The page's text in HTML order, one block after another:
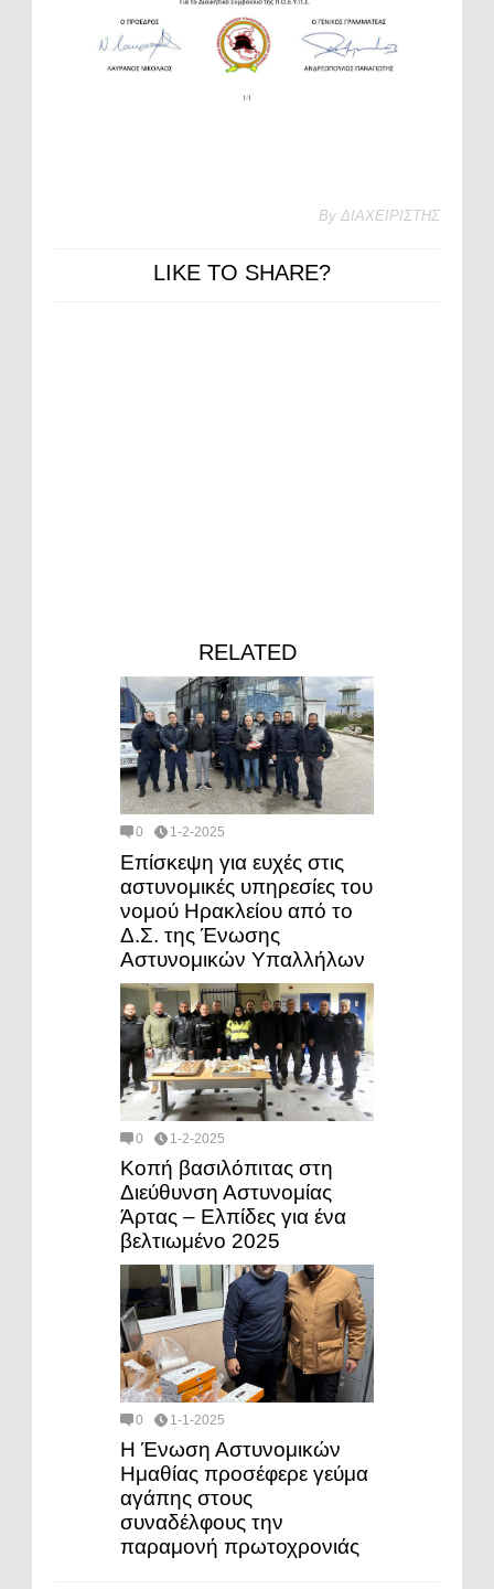
By ΔΙΑΧΕΙΡΙΣΤΗΣ
LIKE TO SHARE?
RELATED
0 1-2-2025
Επίσκεψη για ευχές στις
αστυνομικές υπηρεσίες του
νομού Ηρακλείου από το
Δ.Σ. της Ένωσης
Αστυνομικών Υπαλλήλων
0 1-2-2025
Κοπή βασιλόπιτας στη
Διεύθυνση Αστυνομίας
Άρτας – Ελπίδες για ένα
βελτιωμένο 2025
0 1-1-2025
Η Ένωση Αστυνομικών
Ημαθίας προσέφερε γεύμα
αγάπης στους
συναδέλφους την
παραμονή πρωτοχρονιάς